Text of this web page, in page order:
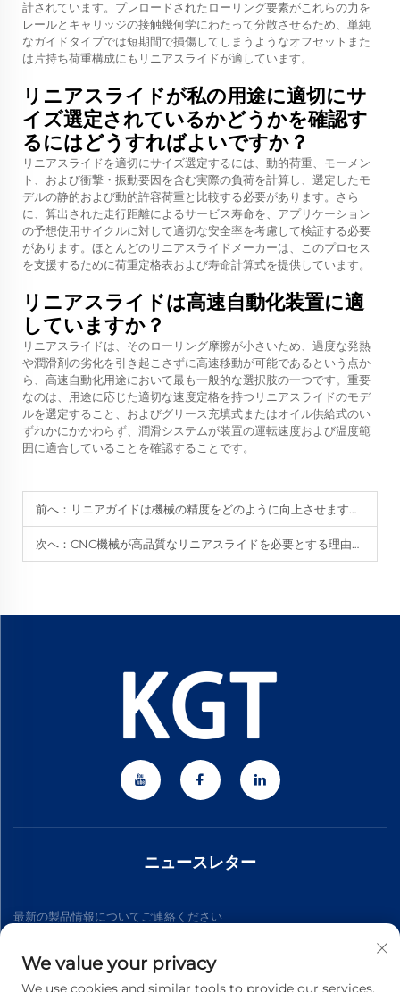
計されています。プレロードされたローリング要素がこれらの力を
レールとキャリッジの接触幾何学にわたって分散させるため、単純
なガイドタイプでは短期間で損傷してしまうようなオフセットまた
は片持ち荷重構成にもリニアスライドが適しています。
リニアスライドが私の用途に適切にサ
イズ選定されているかどうかを確認す
るにはどうすればよいですか？
リニアスライドを適切にサイズ選定するには、動的荷重、モーメン
ト、および衝撃・振動要因を含む実際の負荷を計算し、選定したモ
デルの静的および動的許容荷重と比較する必要があります。さら
に、算出された走行距離によるサービス寿命を、アプリケーション
の予想使用サイクルに対して適切な安全率を考慮して検証する必要
があります。ほとんどのリニアスライドメーカーは、このプロセス
を支援するために荷重定格表および寿命計算式を提供しています。
リニアスライドは高速自動化装置に適
していますか？
リニアスライドは、そのローリング摩擦が小さいため、過度な発熱
や潤滑剤の劣化を引き起こさずに高速移動が可能であるという点か
ら、高速自動化用途において最も一般的な選択肢の一つです。重要
なのは、用途に応じた適切な速度定格を持つリニアスライドのモデ
ルを選定すること、およびグリース充填式またはオイル供給式のい
ずれかにかかわらず、潤滑システムが装置の運転速度および温度範
囲に適合していることを確認することです。
前へ： リニアガイドは機械の精度をどのように向上させますか？
次へ： CNC機械が高品質なリニアスライドを必要とする理由は何ですか？
ニュースレター
最新の製品情報についてご連絡ください
We value your privacy
We use cookies and similar tools to provide our services.